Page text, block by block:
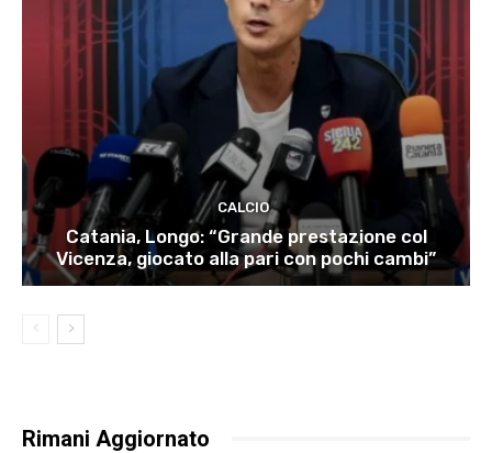
CALCIO
Catania, Longo: “Grande prestazione col
Vicenza, giocato alla pari con pochi cambi”
Rimani Aggiornato